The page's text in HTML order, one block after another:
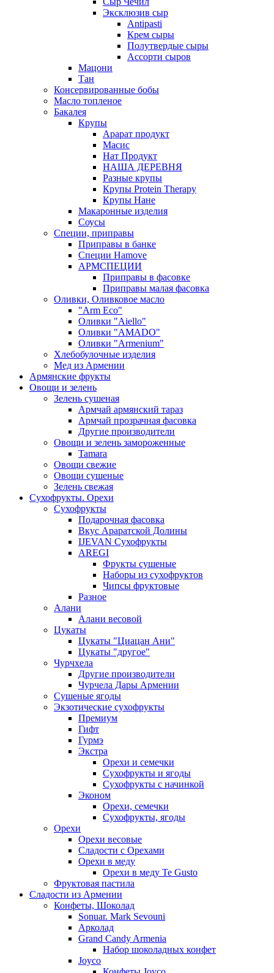
Эксклюзив сыр
Antipasti
Крем сыры
Полутвердые сыры
Ассорти сыров
Мацони
Тан
Консервированные бобы
Масло топленое
Бакалея
Крупы
Арарат продукт
Масис
Нат Продукт
НАША ДЕРЕВНЯ
Разные крупы
Крупы Protein Therapy
Крупы Нане
Макаронные изделия
Соусы
Специи, приправы
Приправы в банке
Специи Hamove
АРМСПЕЦИИ
Приправы в фасовке
Приправы малая фасовка
Оливки, Оливковое масло
"Arm Eco"
Оливки "Aiello"
Оливки "AMADO"
Оливки "Armenium"
Хлебобулочные изделия
Мед из Армении
Армянские фрукты
Овощи и зелень
Зелень сушеная
Армчай армянский тараз
Армчай прозрачная фасовка
Другие производители
Овощи и зелень замороженные
Tamara
Овощи свежие
Овощи сушеные
Зелень свежая
Сухофрукты. Орехи
Сухофрукты
Подарочная фасовка
Вкус Араратской Долины
IJEVAN Сухофрукты
AREGI
Фрукты сушеные
Наборы из сухофруктов
Чипсы фруктовые
Разное
Алани
Алани весовой
Цукаты
Цукаты "Циацан Ани"
Цукаты "другое"
Чурчхела
Другие производители
Чурчела Дары Армении
Сушеные ягоды
Экзотические сухофрукты
Премиум
Гифт
Гурмэ
Экстра
Орехи и семечки
Сухофрукты и ягоды
Сухофрукты с начинкой
Эконом
Орехи, семечки
Сухофрукты, ягоды
Орехи
Орехи весовые
Сладости с Орехами
Орехи в меду
Орехи в меду Te Gusto
Фруктовая пастила
Сладости из Армении
Конфеты, Шоколад
Sonuar. Mark Sevouni
Арколад
Grand Candy Armenia
Набор шоколадных конфет
Joyco